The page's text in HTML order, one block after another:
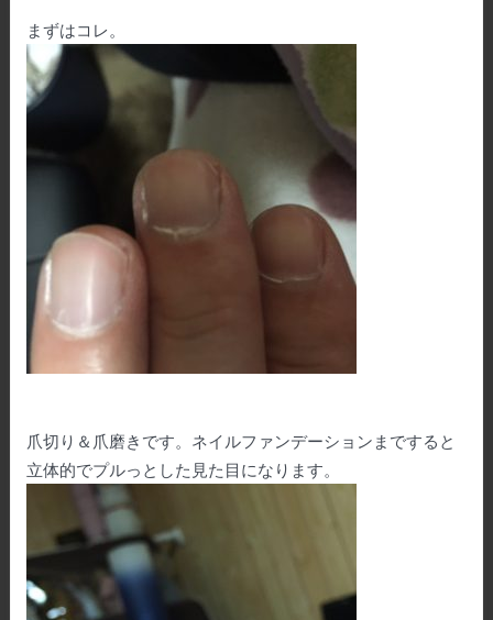
まずはコレ。
爪切り＆爪磨きです。ネイルファンデーションまですると
立体的でプルっとした見た目になります。